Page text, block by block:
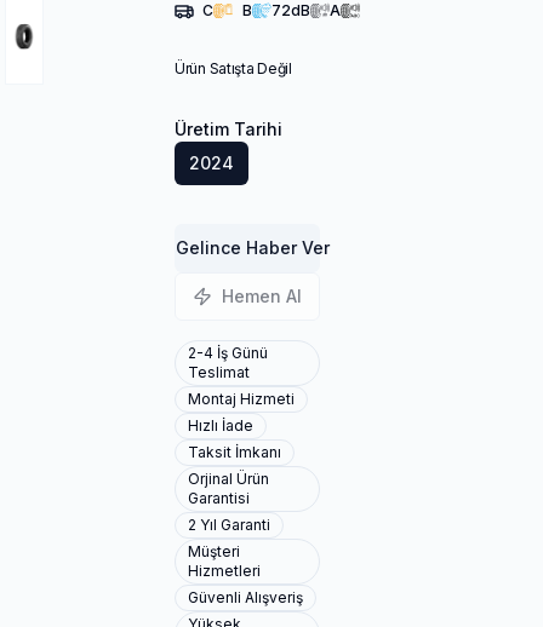
C B 72dB A
Ürün Satışta Değil
Üretim Tarihi
2024
Gelince Haber Ver
Hemen Al
2-4 İş Günü
Teslimat
Montaj Hizmeti
Hızlı İade
Taksit İmkanı
Orjinal Ürün
Garantisi
2 Yıl Garanti
Müşteri
Hizmetleri
Güvenli Alışveriş